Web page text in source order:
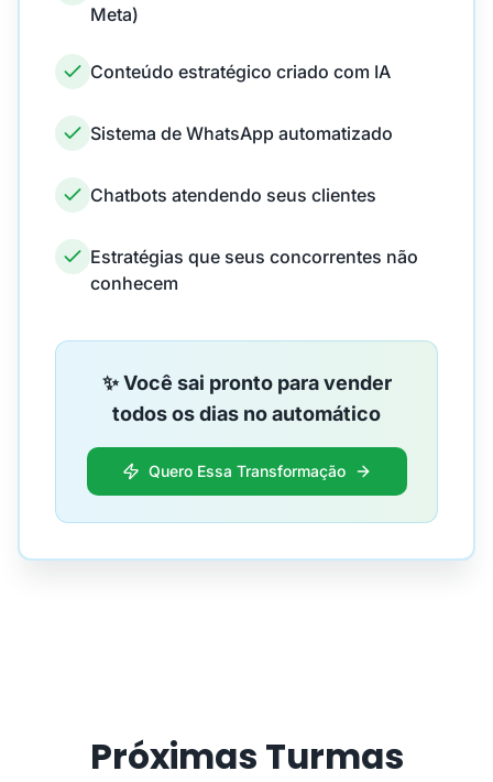
Meta)
Conteúdo estratégico criado com IA
Sistema de WhatsApp automatizado
Chatbots atendendo seus clientes
Estratégias que seus concorrentes não
conhecem
✨ Você sai pronto para vender
todos os dias no automático
Quero Essa Transformação
Próximas Turmas